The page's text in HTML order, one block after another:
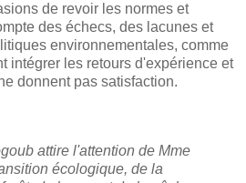
de revoir les normes et
des échecs, des lacunes et
environnementales, comme
intégrer les retours d'expérience et
donnent pas satisfaction.
attire l'attention de Mme
écologique, de la